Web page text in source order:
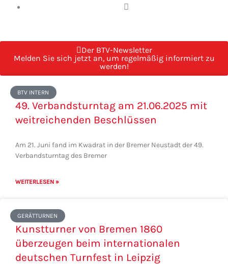
Der BTV-Newsletter
Melden Sie sich jetzt an, um regelmäßig informiert zu
werden!
BTV INTERN
49. Verbandsturntag am 21.06.2025 mit
weitreichenden Beschlüssen
Am 21. Juni fand im Kwadrat in der Bremer Neustadt der 49.
Verbandsturntag des Bremer
WEITERLESEN »
GERÄTTURNEN
Kunstturner von Bremen 1860
überzeugen beim internationalen
deutschen Turnfest in Leipzig